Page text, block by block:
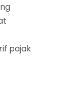
pajak